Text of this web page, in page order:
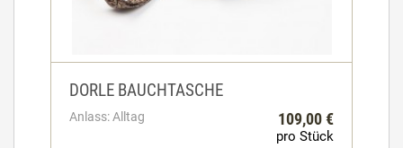
DORLE BAUCHTASCHE
Anlass: Alltag 109,00 €
pro Stück